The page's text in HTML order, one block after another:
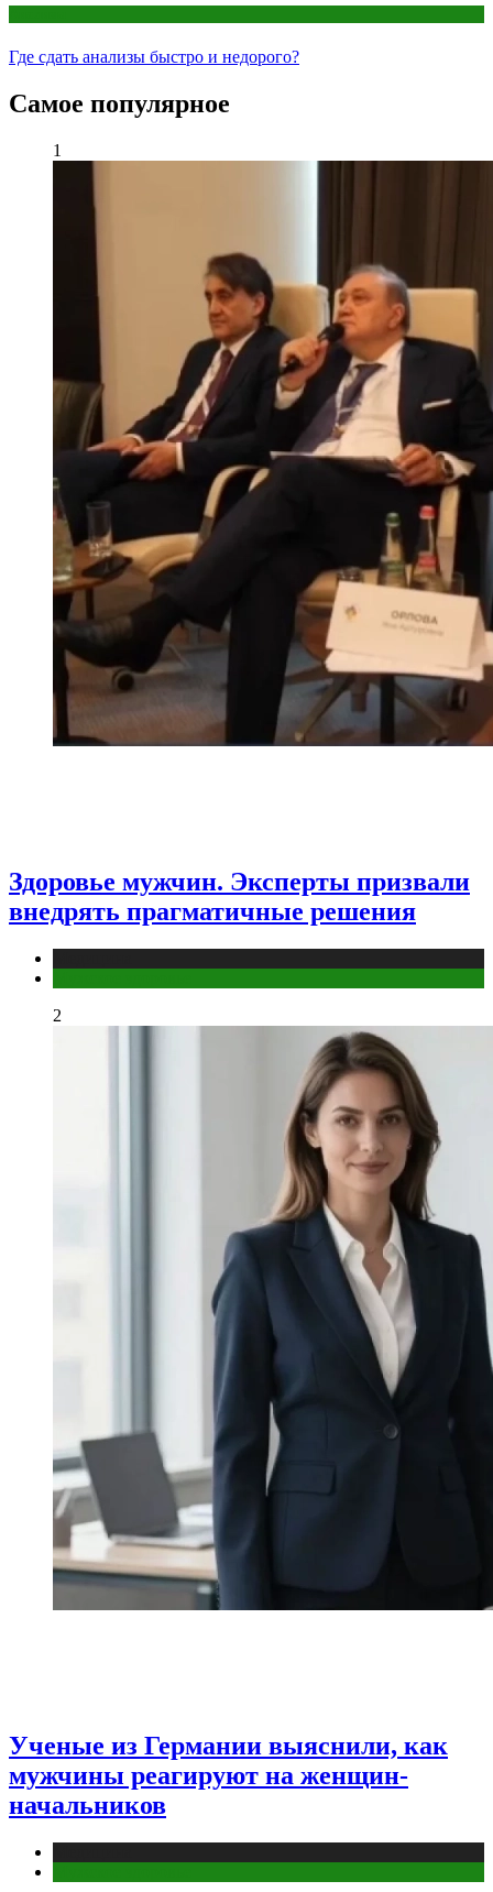
Где сдать анализы быстро и недорого?
Самое популярное
1
Здоровье мужчин. Эксперты призвали
внедрять прагматичные решения
2
Ученые из Германии выяснили, как
мужчины реагируют на женщин-
начальников